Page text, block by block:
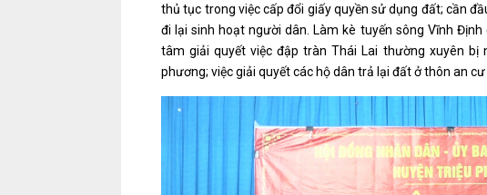
thủ tục trong việc cấp đổi giấy quyền sử dụng đất; cần
đi lại sinh hoạt người dân. Làm kè tuyến sông Vĩnh
tâm giải quyết việc đập tràn Thái Lai thường xuyên
phương; việc giải quyết các hộ dân trả lại đất ở thôn an